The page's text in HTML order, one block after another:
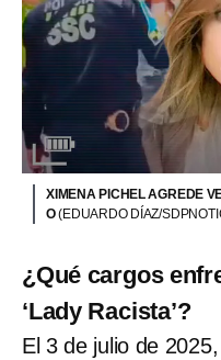
XIMENA PICHEL AGREDE
O(EDUARDO DÍAZ/
¿Qué cargos
‘Lady Racista’?
El 3 de julio de 2025,